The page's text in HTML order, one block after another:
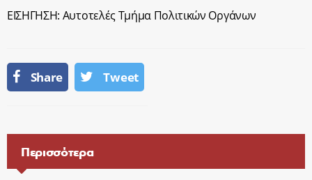
ΕΙΣΗΓΗΣΗ: Αυτοτελές Τμήμα Πολιτικών Οργάνων
Share Tweet
Περισσότερα